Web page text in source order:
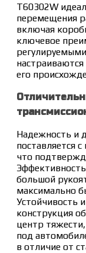
Т60302W
перемещения
включая
ключевое
его
Надежность и
поставляется
что
большой
максимально
Устойчивость
конструкция
центр
под
в отличие от